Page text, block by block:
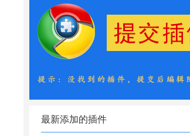
最新添加的插件